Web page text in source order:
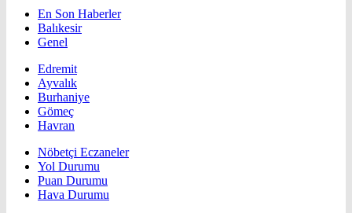
En Son Haberler
Balıkesir
Genel
Edremit
Ayvalık
Burhaniye
Gömeç
Havran
Nöbetçi Eczaneler
Yol Durumu
Puan Durumu
Hava Durumu